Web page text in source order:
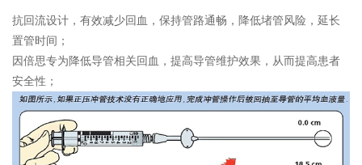
抗回流设计，有效减少回血，保持管路通畅，降低堵管风险，延长
置管时间；
因倍思专为降低导管相关回血，提高导管维护效果，从而提高患者
安全性；